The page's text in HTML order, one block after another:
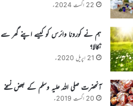
22 اگست 2024ء
ہم نے کورونا وائرس کو کیسے اپنے گھر سے
نکالا؟
21 اپریل 2020ء
آنحضرت صلی اللہ علیہ وسلم کے بعض نسخے
20 اگست 2019ء